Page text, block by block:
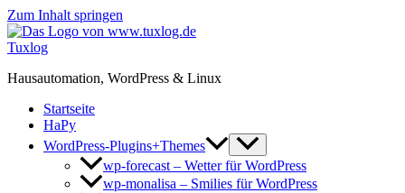
Zum Inhalt springen
Tuxlog
Hausautomation, WordPress & Linux
Startseite
HaPy
WordPress-Plugins+Themes
wp-forecast – Wetter für WordPress
wp-monalisa – Smilies für WordPress